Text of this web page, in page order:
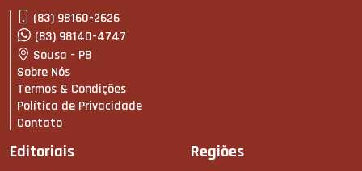
(83) 98160-2626
(83) 98140-4747
Sousa - PB
Sobre Nós
Termos & Condições
Política de Privacidade
Contato
Editoriais Regiões